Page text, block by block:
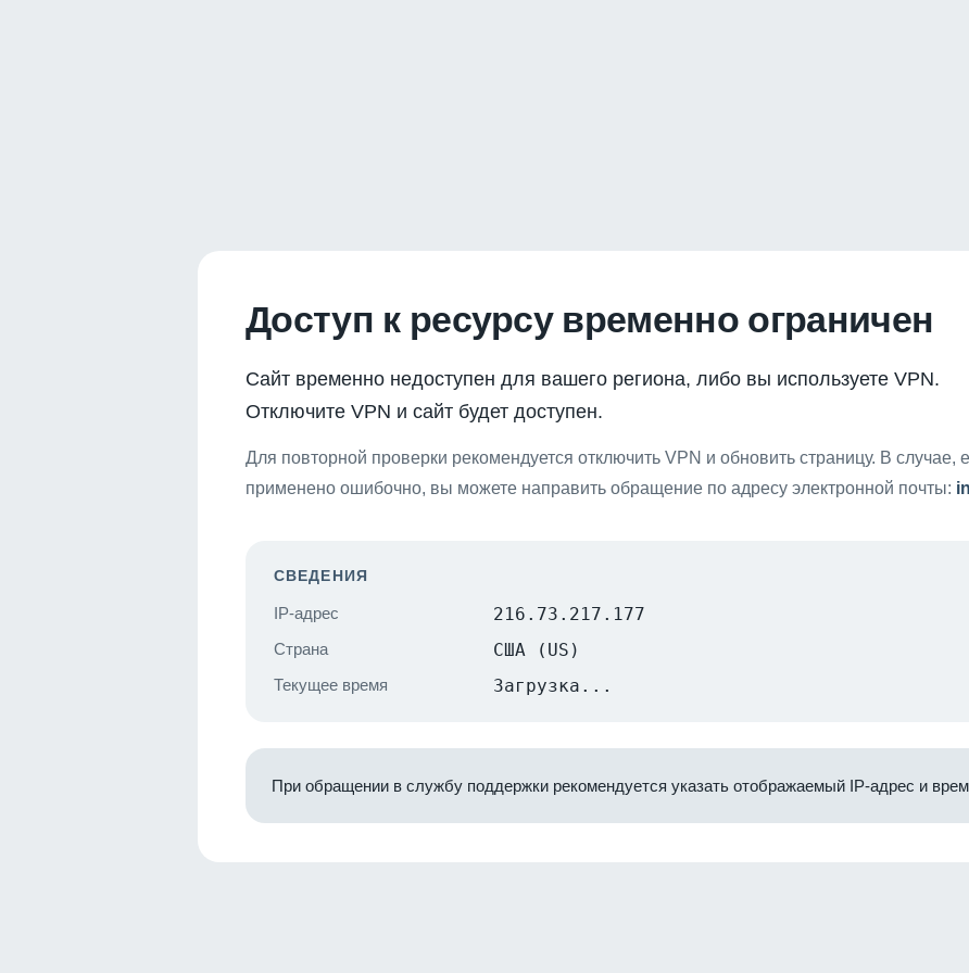
Доступ к ресурсу временно ограничен
Сайт временно недоступен для вашего региона, либо вы используете VPN.
Отключите VPN и сайт будет доступен.
Для повторной проверки рекомендуется отключить VPN и обновить страницу. В случае,
применено ошибочно, вы можете направить обращение по адресу электронной почты:
СВЕДЕНИЯ
IP-адрес 216.73.217.177
Страна США (US)
Текущее время Загрузка...
При обращении в службу поддержки рекомендуется указать отображаемый IP-адрес и